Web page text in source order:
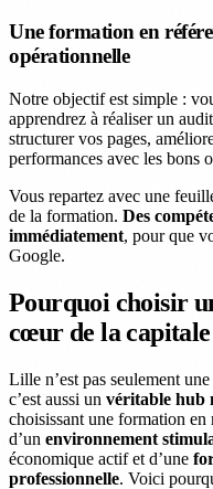
Une formation en
opérationnelle
Notre objectif est simple :
apprendrez à réaliser un
structurer vos pages,
performances avec les bons
Vous repartez avec une
de la formation. Des
immédiatement, pour que
Google.
Pourquoi choisir
cœur de la capitale
Lille n’est pas seulement
c’est aussi un véritable hub
choisissant une formation
d’un environnement
économique actif et d’une
professionnelle. Voici